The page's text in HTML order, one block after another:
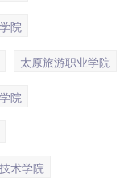
院
太原旅游职业学院
院
术学院